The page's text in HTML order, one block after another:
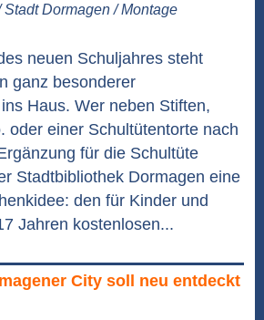
Dormagen / Montage
neuen Schuljahres steht
ganz besonderer
Haus. Wer neben Stiften,
oder einer Schultütentorte nach
für die Schultüte
Stadtbibliothek Dormagen eine
den für Kinder und
Jahren kostenlosen...
City soll neu entdeckt